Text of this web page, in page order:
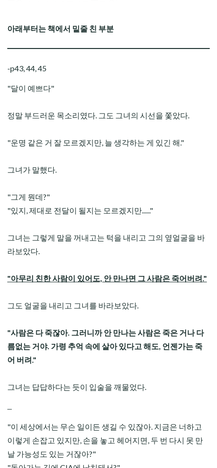
아래부터는 책에서 밑줄 친 부분
-p43, 44, 45
"달이 예쁘다"
정말 부드러운 목소리였다. 그도 그녀의 시선을 쫓았다.
"운명 같은 거 잘 모르겠지만, 늘 생각하는 게 있긴 해."
그녀가 말했다.
"그게 뭔데?"
"있지, 제대로 전달이 될지는 모르겠지만......"
그녀는 그렇게 말을 꺼내고는 턱을 내리고 그의 옆얼굴을 바
라보았다.
"아무리 친한 사람이 있어도, 안 만나면 그 사람은 죽어버려."
그도 얼굴을 내리고 그녀를 바라보았다.
"사람은 다 죽잖아. 그러니까 안 만나는 사람은 죽은 거나 다
름없는 거야. 가령 추억 속에 살아 있다고 해도, 언젠가는 죽
어 버려."
그녀는 답답하다는 듯이 입술을 깨물었다.
...
"이 세상에서는 무슨 일이든 생길 수 있잖아. 지금은 너하고
이렇게 손잡고 있지만, 손을 놓고 헤어지면, 두 번 다시 못 만
날 가능성도 있는 거잖아?"